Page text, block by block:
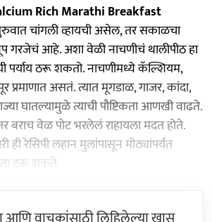
Rich Marathi Breakfast
चांगली व्हायची असेल, तर सकाळचा
गरजेचं आहे. अशा वेळी नाचणीचं थालीपीठ हा
पर्याय ठरू शकतो. नाचणीमध्ये कॅल्शियम,
असतं. त्यात मूगडाळ, गाजर, कांदा,
घातल्यामुळे त्याची पौष्टिकता आणखी वाढते.
बराच वेळ पोट भरलेलं राहायला मदत होते.
ही रेसिपी लहान मुलांपासून मोठ्यांपर्यंत
ठरू शकते.